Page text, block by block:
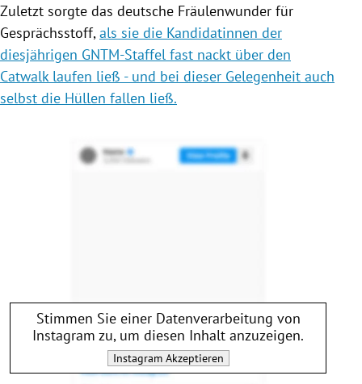
Zuletzt sorgte das deutsche Fräulenwunder für
Gesprächsstoff,als sie die Kandidatinnen der
diesjährigen GNTM-Staffel fast nackt über den
Catwalk laufen ließ - und bei dieser Gelegenheit auch
selbst die Hüllen fallen ließ.
Stimmen Sie einer Datenverarbeitung von
Instagram zu, um diesen Inhalt anzuzeigen.
InstagramAkzeptieren